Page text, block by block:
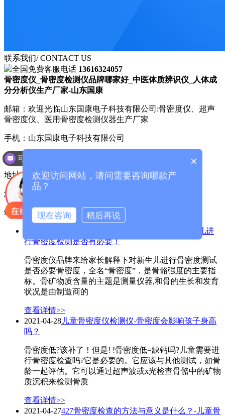
联系我们/ CONTACT US
全国免费客服电话 13616324057
骨密度仪_骨密度检测仪品牌哪家好_中医体质辨识仪_人体成
分分析仪生产厂家-山东国康
邮箱：欢迎光临山东国康电子科技有限公司:骨密度仪、超声
骨密度仪、医用骨密度检测仪器生产厂家
手机：山东国康电子科技有限公司
电话：13616324057
地址：
您的位置：
站内标签
家长们对儿童骨密度仪有点陌生对新生儿进
行骨密度检测是否有必要！
骨密度仪品牌来给家长解释下对新生儿进行骨密度测试
是否必要骨密度，全名“骨密度”，是骨骼强度的主要指
标。骨矿物质含量的主题是测量仪器,和骨的生长和发育
状况是由制造商的
查看详情>>
2021-04-28 儿童骨密度仪检测仪-骨密度会影响孩子身高
吗？
骨密度低?该补了！但是! !骨密度低=缺钙吗?儿童需要进
行骨密度检查吗?它是必要的。它应该与其他测试，如骨
龄一起评估。它可以通过超声波或x光检查骨骼中的矿物
质沉积来检测骨质
查看详情>>
2021-04-27427骨密度检查的方法与意义是什么？-儿童骨
×
欢迎访问网站，请问需要咨询哪款产
品？
现在咨询 稍后再说